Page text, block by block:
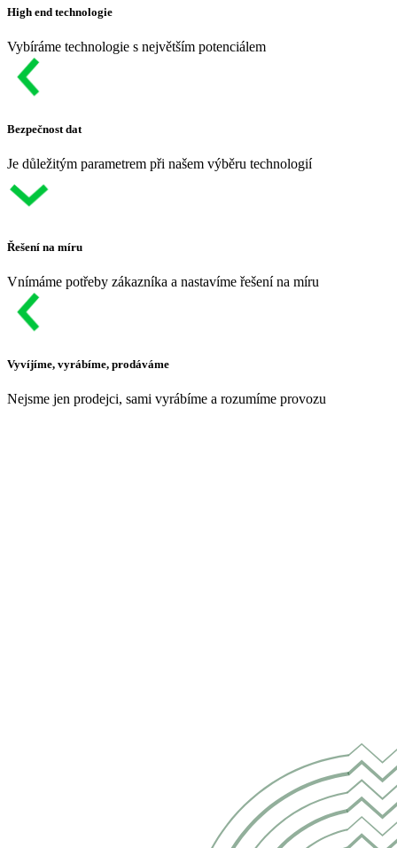
High end technologie
Vybíráme technologie s největším potenciálem
Bezpečnost dat
Je důležitým parametrem při našem výběru technologií
Řešení na míru
Vnímáme potřeby zákazníka a nastavíme řešení na míru
Vyvíjíme, vyrábíme, prodáváme
Nejsme jen prodejci, sami vyrábíme a rozumíme provozu